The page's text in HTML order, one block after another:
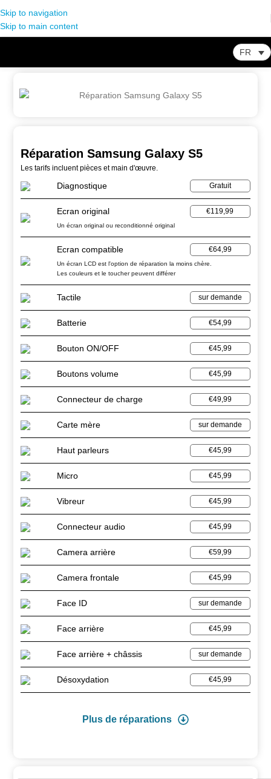
Skip to navigation
Skip to main content
FR
Réparation Samsung Galaxy S5
Réparation Samsung Galaxy S5
Les tarifs incluent pièces et main d'œuvre.
Diagnostique Gratuit
Ecran original €119,99
Un écran original ou reconditionné original
Ecran compatible €64,99
Un écran LCD est l'option de réparation la moins chère.
Les couleurs et le toucher peuvent différer
Tactile sur demande
Batterie €54,99
Bouton ON/OFF €45,99
Boutons volume €45,99
Connecteur de charge €49,99
Carte mère sur demande
Haut parleurs €45,99
Micro €45,99
Vibreur €45,99
Connecteur audio €45,99
Camera arrière €59,99
Camera frontale €45,99
Face ID sur demande
Face arrière €45,99
Face arrière + châssis sur demande
Désoxydation €45,99
Plus de réparations